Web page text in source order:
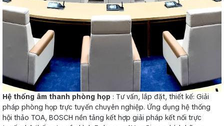
Hệ thống âm thanh phòng họp : Tư vấn, lắp đặt, thiết kế: Giải
pháp phòng họp trực tuyến chuyên nghiệp. Ứng dụng hệ thống
hội thảo TOA, BOSCH nền tảng kết hợp giải pháp kết nối trực